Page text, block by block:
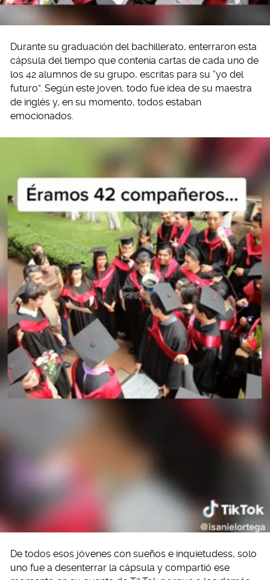
Durante su graduación del bachillerato, enterraron esta
cápsula del tiempo que contenía cartas de cada uno de
los 42 alumnos de su grupo, escritas para su “yo del
futuro”. Según este joven, todo fue idea de su maestra
de inglés y, en su momento, todos estaban
emocionados.
De todos esos jóvenes con sueños e inquietudess, solo
uno fue a desenterrar la cápsula y compartió ese